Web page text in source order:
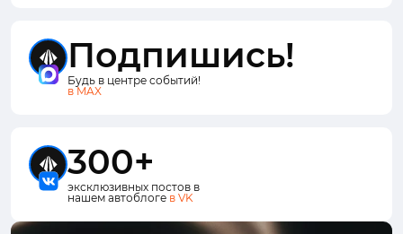
Подпишись!
Будь в центре событий!
в MAX
300+
эксклюзивных постов в
нашем автоблоге в VK